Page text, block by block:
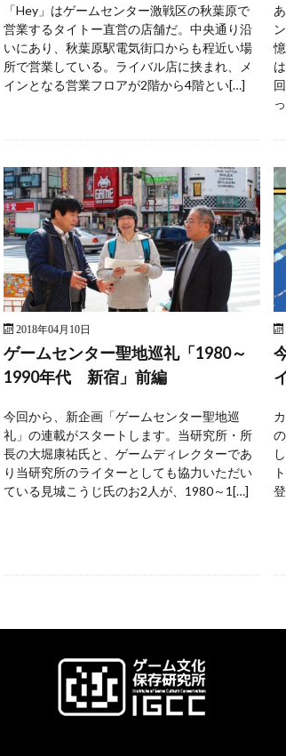
「Hey」はゲームセンター激戦区の秋葉原で
営業するタイトー直営の店舗だ。中央通り沿
いにあり、秋葉原駅電気街口からも程近い場
所で営業している。ライバル店に挟まれ、メ
インとなる営業フロアが2階から4階とい[…]
2018年04月10日
ゲームセンター聖地巡礼「1980～
1990年代 新宿」前編
今回から、新企画「ゲームセンター聖地巡
礼」の連載がスタートします。当研究所・所
長の大堀康祐氏と、ゲームディレクターであ
り当研究所のライターとしても協力いただい
ている見城こうじ氏のお2人が、1980～1[…]